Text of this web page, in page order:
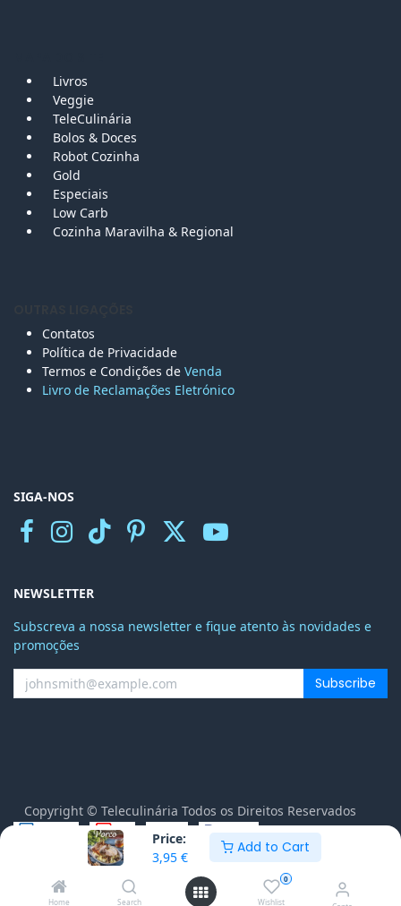
Price:
3,95€
Add to Cart
Home Search
0
Wishlist
Livros
Veggie
TeleCulinária
Bolos & Doces
Robot Cozinha
Gold
Especiais
Low Carb
Cozinha Maravilha & Regional
Contatos
Política de Privacidade
Termos e Condições de Venda
Livro de Reclamações Eletrónico
SIGA-NOS
NEWSLETTER
Subscreva a nossa newsletter e fique atento às novidades e
promoções
Subscribe
Copyright © Teleculinária Todos os Direitos Reservados
Português
eCommerce de Código
Aberto